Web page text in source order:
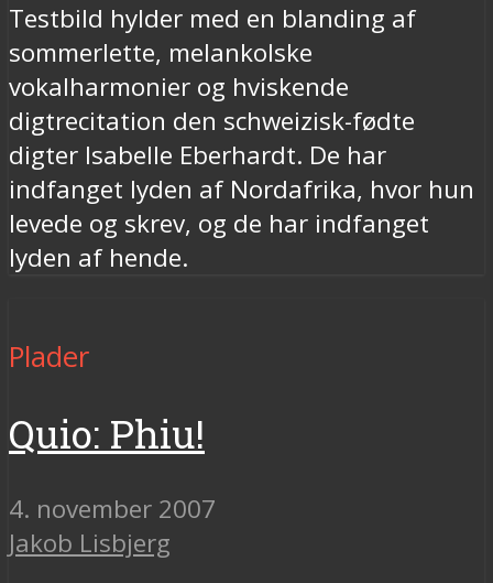
Testbild hylder med en blanding af
sommerlette, melankolske
vokalharmonier og hviskende
digtrecitation den schweizisk-fødte
digter Isabelle Eberhardt. De har
indfanget lyden af Nordafrika, hvor hun
levede og skrev, og de har indfanget
lyden af hende.
Plader
Quio: Phiu!
4. november 2007
Jakob Lisbjerg